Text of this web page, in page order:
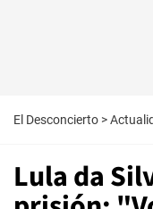
El Desconcierto >
Lula da